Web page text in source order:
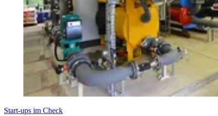
Start-ups im Check